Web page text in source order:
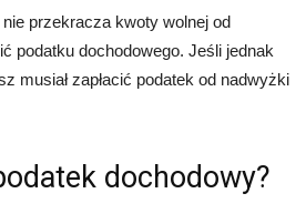
przekracza kwoty wolnej od
podatku dochodowego. Jeśli jednak
musiał zapłacić podatek od nadwyżki
dochodowy?